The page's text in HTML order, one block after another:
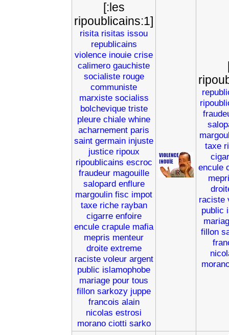
[:les
ripoublicains:1]
risita risitas issou
republicains
violence inouie crise
calimero gauchiste
socialiste rouge
communiste
marxiste socialiss
bolchevique triste
pleure chiale whine
acharnement paris
saint germain injuste
justice ripoux
ripoublicains escroc
fraudeur magouille
salopard enflure
margoulin fisc impot
taxe riche rayban
cigarre enfoire
encule crapule mafia
mepris menteur
droite extreme
raciste voleur argent
public islamophobe
mariage pour tous
fillon sarkozy juppe
francois alain
nicolas estrosi
morano ciotti sarko
taxe
encule
raciste
public
fillon